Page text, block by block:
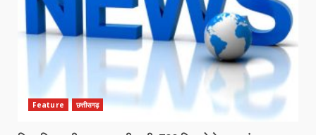
Feature छत्तीसगढ़